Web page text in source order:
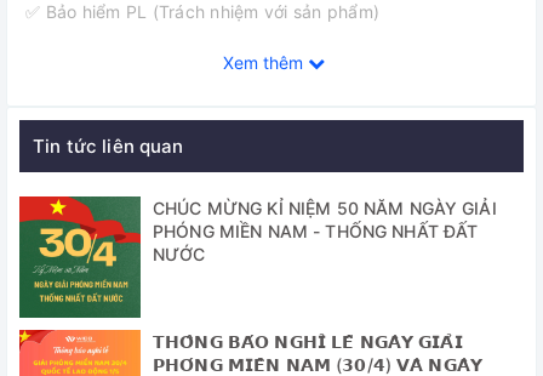
✅ Bảo hiểm PL (Trách nhiệm với sản phẩm)
✅ Chứng nhận và Truy suất nguồn gốc được kiểm soát
✅ Hệ thống gia nhiệt hiệu suất cao
✅ Hệ thống điều khiển Fuzzy kỹ thuật số cho nhiệt độ cài
đặt chính xác
✅ 5 bước điều khiển tuần hoàn
✅ Máy bơm tuần hoàn với công suất lớn, đảm bảo nhiệt độ
đồng đều: hoạt động bên trong và bên ngoài
Xem thêm
Tin tức liên quan
CHÚC MỪNG KỈ NIỆM 50 NĂM NGÀY GIẢI
PHÓNG MIỀN NAM - THỐNG NHẤT ĐẤT
NƯỚC
𝗧𝗛𝗢̂𝗡𝗚 𝗕𝗔́𝗢 𝗡𝗚𝗛𝗜̉ 𝗟𝗘̂̃ 𝗡𝗚𝗔̀𝗬 𝗚𝗜𝗔̉𝗜
𝗣𝗛𝗢́𝗡𝗚 𝗠𝗜𝗘̂̀𝗡 𝗡𝗔𝗠 (𝟯𝟬/𝟰) 𝗩𝗔̀ 𝗡𝗚𝗔̀𝗬